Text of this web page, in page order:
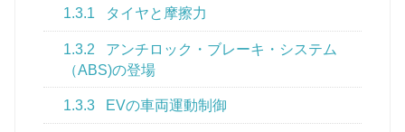
1.3.1 タイヤと摩擦力
1.3.2
アンチロック・ブレーキ・システム
（ABS)の登場
1.3.3 EVの車両運動制御